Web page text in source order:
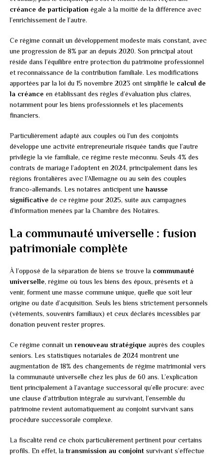
créance de participation égale à la moitié de la différence avec
l’enrichissement de l’autre.
Ce régime connaît un développement modeste mais constant, avec
une progression de 8% par an depuis 2020. Son principal atout
réside dans l’équilibre entre protection du patrimoine professionnel
et reconnaissance de la contribution familiale. Les modifications
apportées par la loi du 15 novembre 2023 ont simplifié le calcul de
la créance en établissant des règles d’évaluation plus claires,
notamment pour les biens professionnels et les placements
financiers.
Particulièrement adapté aux couples où l’un des conjoints
développe une activité entrepreneuriale risquée tandis que l’autre
privilégie la vie familiale, ce régime reste méconnu. Seuls 4% des
contrats de mariage l’adoptent en 2024, principalement dans les
régions frontalières avec l’Allemagne ou au sein des couples
franco-allemands. Les notaires anticipent unehausse
significative de ce régime pour 2025, suite aux campagnes
d’information menées par la Chambre des Notaires.
La communauté universelle : fusion
patrimoniale complète
À l’opposé de la séparation de biens se trouve la communauté
universelle, régime où tous les biens des époux, présents et à
venir, forment une masse commune unique, quelle que soit leur
origine ou date d’acquisition. Seuls les biens strictement personnels
(vêtements, souvenirs familiaux) et ceux déclarés incessibles par
donation peuvent rester propres.
Ce régime connaît un renouveau stratégique auprès des couples
seniors. Les statistiques notariales de 2024 montrent une
augmentation de 18% des changements de régime matrimonial vers
la communauté universelle chez les plus de 60 ans. L’explication
tient principalement à l’avantage successoral qu’elle procure: avec
une clause d’attribution intégrale au survivant, l’ensemble du
patrimoine revient automatiquement au conjoint survivant sans
procédure successorale complexe.
La fiscalité rend ce choix particulièrement pertinent pour certains
profils. En effet, la transmission au conjoint survivant s’effectue